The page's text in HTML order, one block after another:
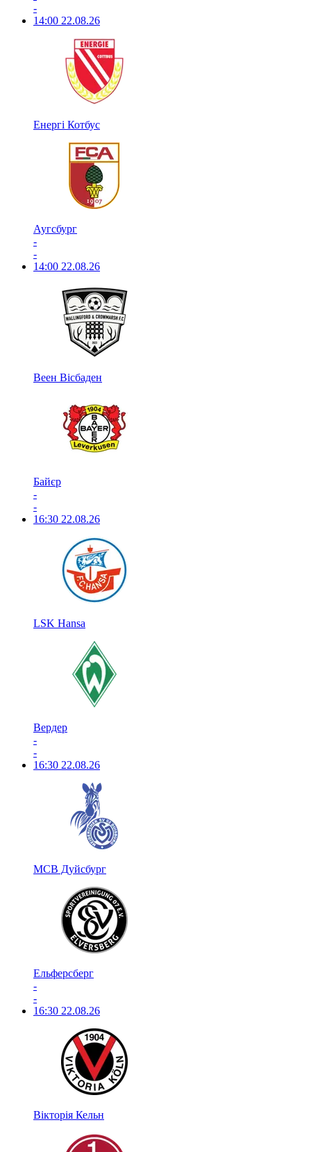
-
14:00 22.08.26
Енергі Котбус
Аугсбург
-
-
14:00 22.08.26
Веен Вісбаден
Байєр
-
-
16:30 22.08.26
LSK Hansa
Вердер
-
-
16:30 22.08.26
МСВ Дуйсбург
Ельферсберг
-
-
16:30 22.08.26
Вікторія Кельн